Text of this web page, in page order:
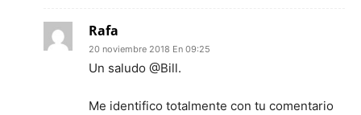
Rafa
20 noviembre 2018 En 09:25
Un saludo @Bill.
Me identifico totalmente con tu comentario